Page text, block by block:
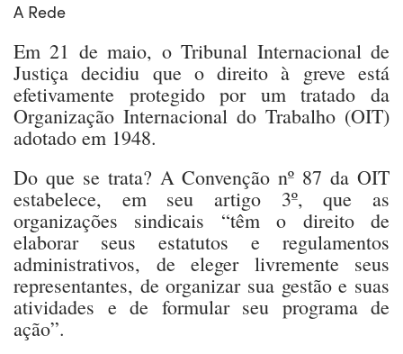
A Rede
Em 21 de maio, o Tribunal Internacional de
Justiça decidiu que o direito à greve está
efetivamente protegido por um tratado da
Organização Internacional do Trabalho (OIT)
adotado em 1948.
Do que se trata? A Convenção nº 87 da OIT
estabelece, em seu artigo 3º, que as
organizações sindicais “têm o direito de
elaborar seus estatutos e regulamentos
administrativos, de eleger livremente seus
representantes, de organizar sua gestão e suas
atividades e de formular seu programa de
ação”.